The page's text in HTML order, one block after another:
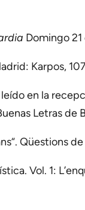
Domingo
Karpos,
en la
Letras de
Qüestions de
Vol. 1: